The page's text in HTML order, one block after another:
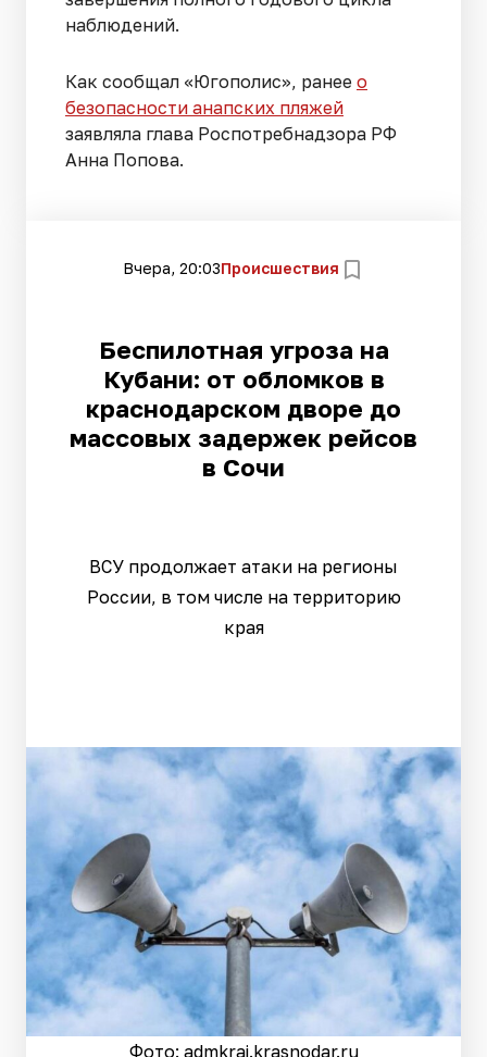
наблюдений.
Как сообщал «Югополис», ранее о
безопасности анапских пляжей
заявляла глава Роспотребнадзора РФ
Анна Попова.
Вчера, 20:03Происшествия
Беспилотная угроза на
Кубани: от обломков в
краснодарском дворе до
массовых задержек рейсов
в Сочи
ВСУ продолжает атаки на регионы
России, в том числе на территорию
края
Фото: admkrai.krasnodar.ru